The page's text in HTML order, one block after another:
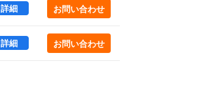
詳細PHOENIX KANDA 8 (55.27㎡) ｜外神田エリア
お問い合わせ
詳細PHOENIX KANDA 8 (55.27㎡) ｜外神田エリア
お問い合わせ